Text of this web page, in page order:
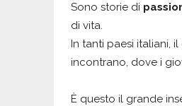
Sono storie di
di vita.
In tanti paesi italiani,
incontrano, dove i
È questo il grande